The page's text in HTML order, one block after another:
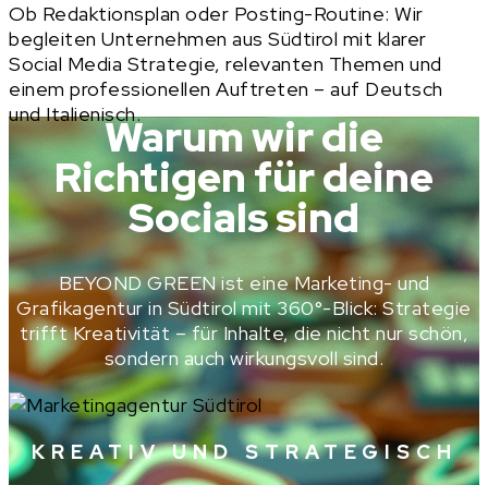
Ob Redaktionsplan oder Posting-Routine: Wir
begleiten Unternehmen aus Südtirol mit klarer
Social Media Strategie, relevanten Themen und
einem professionellen Auftreten – auf Deutsch
und Italienisch.Warum wir die
Richtigen für deine
Socials sind
BEYOND GREEN ist eine Marketing- und
Grafikagentur in Südtirol mit 360°-Blick: Strategie
trifft Kreativität – für Inhalte, die nicht nur schön,
sondern auch wirkungsvoll sind.
KREATIV UND STRATEGISCH